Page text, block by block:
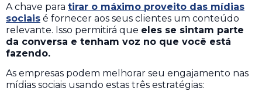
A chave para tirar o máximo proveito das mídias
sociais é fornecer aos seus clientes um conteúdo
relevante. Isso permitirá que eles se sintam parte
da conversa e tenham voz no que você está
fazendo.
As empresas podem melhorar seu engajamento nas
mídias sociais usando estas três estratégias: